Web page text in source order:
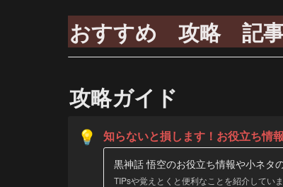
おすすめ　攻略　記
攻略ガイド
💡
黒神話 悟空のお役立ち情報や小ネタ
TIPsや覚えとくと便利なことを紹介してい